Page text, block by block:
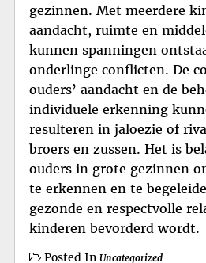
gezinnen. Met meerdere
aandacht, ruimte en
kunnen spanningen
onderlinge conflicten. De
ouders’ aandacht en de
individuele erkenning
resulteren in jaloezie of
broers en zussen. Het is
ouders in grote gezinnen
te erkennen en te
gezonde en respectvolle
kinderen bevorderd wordt.
Posted In Uncategorized